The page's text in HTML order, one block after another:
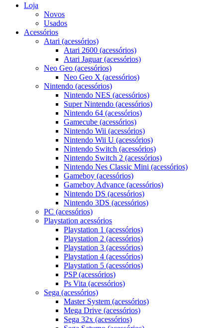
Loja
Novos
Usados
Acessórios
Atari (acessórios)
Atari 2600 (acessórios)
Atari Jaguar (acessórios)
Neo Geo (acessórios)
Neo Geo X (acessórios)
Nintendo (acessórios)
Nintendo NES (acessórios)
Super Nintendo (acessórios)
Nintendo 64 (acessórios)
Gamecube (acessórios)
Nintendo Wii (acessórios)
Nintendo Wii U (acessórios)
Nintendo Switch (acessórios)
Nintendo Switch 2 (acessórios)
Nintendo Nes Classic Mini (acessórios)
Gameboy (acessórios)
Gameboy Advance (acessórios)
Nintendo DS (acessórios)
Nintendo 3DS (acessórios)
PC (acessórios)
Playstation acessórios
Playstation 1 (acessórios)
Playstation 2 (acessórios)
Playstation 3 (acessórios)
Playstation 4 (acessórios)
Playstation 5 (acessórios)
PSP (acessórios)
Ps Vita (acessórios)
Sega (acessórios)
Master System (acessórios)
Mega Drive (acessórios)
Sega 32x (acessórios)